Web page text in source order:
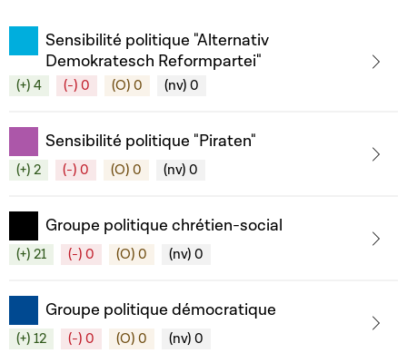
Sensibilité politique "Alternativ
Demokratesch Reformpartei"
(+) 4 (-) 0 (O) 0 (nv) 0
Sensibilité politique "Piraten"
(+) 2 (-) 0 (O) 0 (nv) 0
Groupe politique chrétien-social
(+) 21 (-) 0 (O) 0 (nv) 0
Groupe politique démocratique
(+) 12 (-) 0 (O) 0 (nv) 0